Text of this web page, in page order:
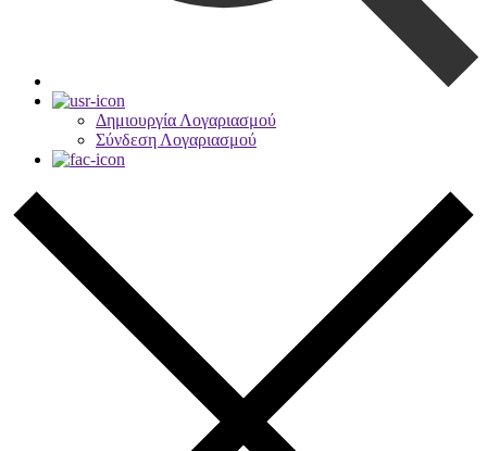
Δημιουργία Λογαριασμού
Σύνδεση Λογαριασμού